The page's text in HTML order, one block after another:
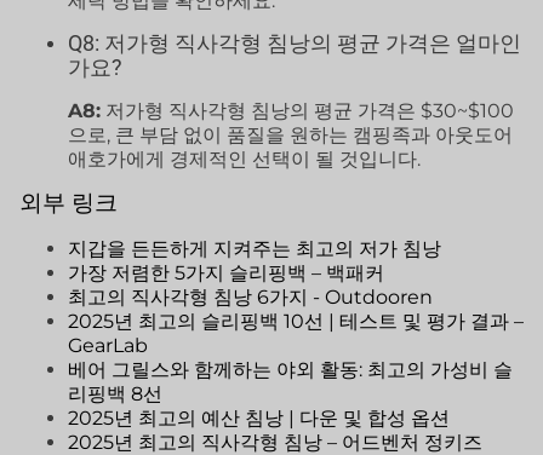
Q8: 저가형 직사각형 침낭의 평균 가격은 얼마인
가요?
A8: 저가형 직사각형 침낭의 평균 가격은 $30~$100
으로, 큰 부담 없이 품질을 원하는 캠핑족과 아웃도어
애호가에게 경제적인 선택이 될 것입니다.
외부 링크
지갑을 든든하게 지켜주는 최고의 저가 침낭
가장 저렴한 5가지 슬리핑백 – 백패커
최고의 직사각형 침낭 6가지 - Outdooren
2025년 최고의 슬리핑백 10선 | 테스트 및 평가 결과 –
GearLab
베어 그릴스와 함께하는 야외 활동: 최고의 가성비 슬
리핑백 8선
2025년 최고의 예산 침낭 | 다운 및 합성 옵션
2025년 최고의 직사각형 침낭 – 어드벤처 정키즈